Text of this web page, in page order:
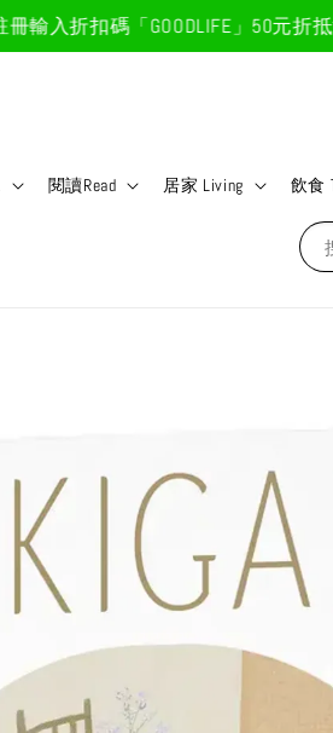
折扣碼「GOODLIFE」50元折抵消
閱讀Read 居家 Living 飲食